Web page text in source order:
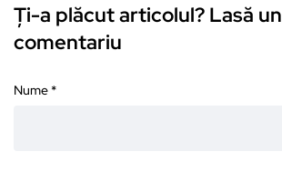
Ți-a plăcut articolul? Lasă un
comentariu
Nume *